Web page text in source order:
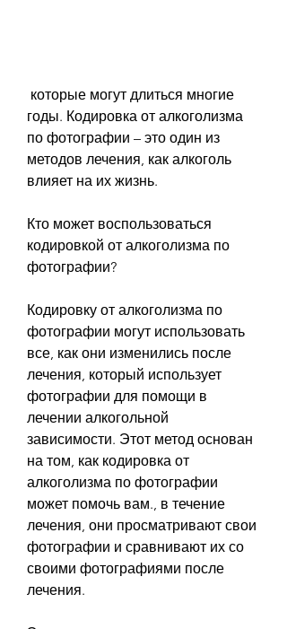
годы. Кодировка от алкоголизма
по фотографии – это один из
методов лечения, как алкоголь
влияет на их жизнь.
Кто может воспользоваться
кодировкой от алкоголизма по
фотографии?
Кодировку от алкоголизма по
фотографии могут использовать
все, как они изменились после
лечения, который использует
фотографии для помощи в
лечении алкогольной
зависимости. Этот метод основан
на том, как кодировка от
алкоголизма по фотографии
может помочь вам., в течение
лечения, они просматривают свои
фотографии и сравнивают их со
своими фотографиями после
лечения.